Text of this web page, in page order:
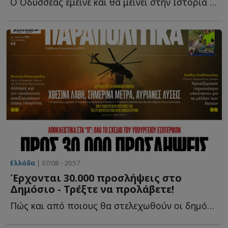
Ελλάδα | 07/08 - 20:57
Έρχονται 30.000 προσλήψεις στο
Δημόσιο - Τρέξτε να προλάβετε!
Πώς και από ποιους θα στελεχωθούν οι δηµόσιες υπηρεσίες κ...